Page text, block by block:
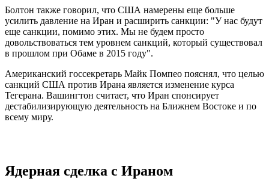
Болтон также говорил, что США намерены еще больше
усилить давление на Иран и расширить санкции: "У нас будут
еще санкции, помимо этих. Мы не будем просто
довольствоваться тем уровнем санкций, который существовал
в прошлом при Обаме в 2015 году".
Американский госсекретарь Майк Помпео пояснял, что целью
санкций США против Ирана является изменение курса
Тегерана. Вашингтон считает, что Иран спонсирует
дестабилизирующую деятельность на Ближнем Востоке и по
всему миру.
Ядерная сделка с Ираном